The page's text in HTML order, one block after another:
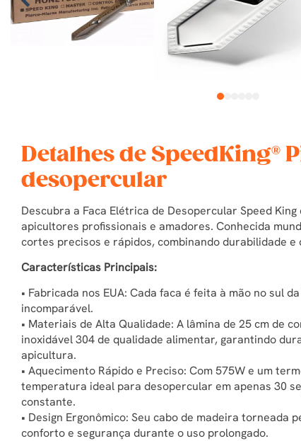
1
Detalhes de SpeedKing®
desopercular
Descubra a Faca Elétrica de Desopercular Speed
apicultores profissionais e amadores. Conhecida
cortes precisos e rápidos, combinando durabilidade e
Características Principais:
• Fabricada nos EUA: Cada faca é feita à mão no sul
incomparável.
• Materiais de Alta Qualidade: A lâmina de 25 cm de
inoxidável 304 de qualidade alimentar, garantindo
apicultura.
• Aquecimento Rápido e Preciso: Com 575W e um
temperatura ideal para desopercular em apenas 30
constante.
• Design Ergonômico: Seu cabo de madeira
conforto e segurança durante o uso prolongado.